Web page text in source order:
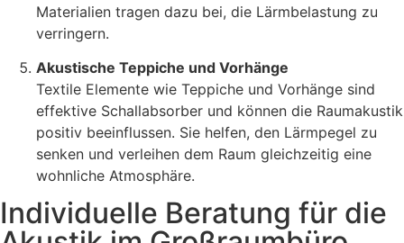
Materialien tragen dazu bei, die Lärmbelastung zu
verringern.
Akustische Teppiche und Vorhänge
Textile Elemente wie Teppiche und Vorhänge sind
effektive Schallabsorber und können die Raumakustik
positiv beeinflussen. Sie helfen, den Lärmpegel zu
senken und verleihen dem Raum gleichzeitig eine
wohnliche Atmosphäre.
Individuelle Beratung für die